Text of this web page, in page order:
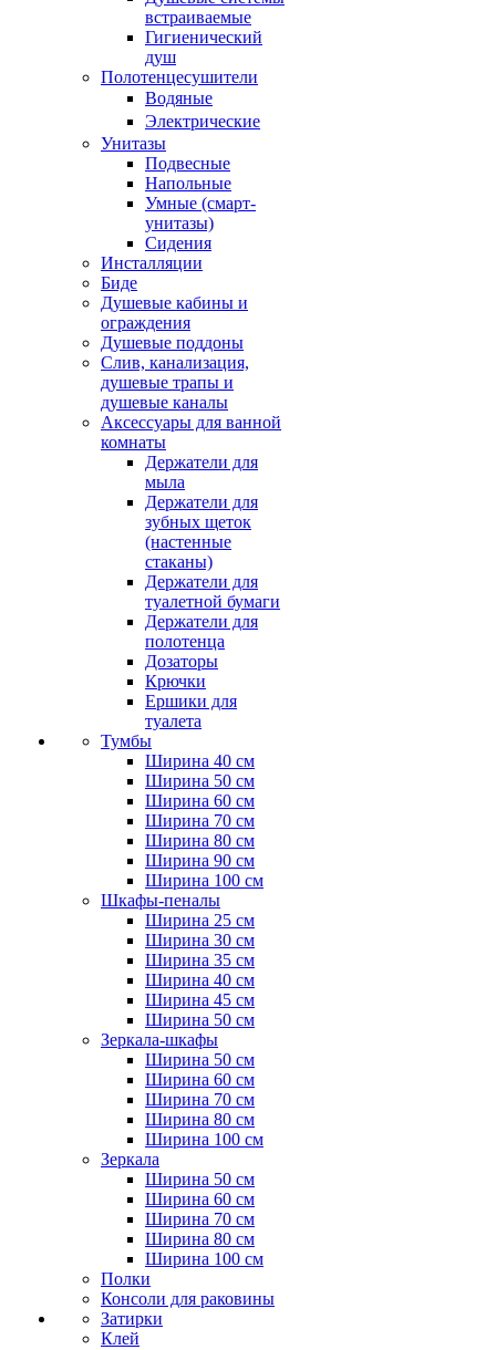
встраиваемые
Гигиенический
душ
Полотенцесушители
ㅤВодяные
ㅤЭлектрические
Унитазы
Подвесные
Напольные
Умные (смарт-
унитазы)
Сидения
Инсталляции
Биде
Душевые кабины и
ограждения
Душевые поддоны
Слив, канализация,
душевые трапы и
душевые каналы
Аксессуары для ванной
комнаты
Держатели для
мыла
Держатели для
зубных щеток
(настенные
стаканы)
Держатели для
туалетной бумаги
Держатели для
полотенца
Дозаторы
Крючки
Ершики для
туалета
Тумбы
Ширина 40 см
Ширина 50 см
Ширина 60 см
Ширина 70 см
Ширина 80 см
Ширина 90 см
Ширина 100 см
Шкафы-пеналы
Ширина 25 см
Ширина 30 см
Ширина 35 см
Ширина 40 см
Ширина 45 см
Ширина 50 см
Зеркала-шкафы
Ширина 50 см
Ширина 60 см
Ширина 70 см
Ширина 80 см
Ширина 100 см
Зеркала
Ширина 50 см
Ширина 60 см
Ширина 70 см
Ширина 80 см
Ширина 100 см
Полки
Консоли для раковины
Затирки
Клей